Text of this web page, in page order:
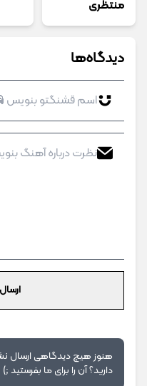
منتظری
دیدگاه‌ها
هنوز هیچ دیدگاهی ارسال
دارید؟ آن را برای ما بفرستید ;)